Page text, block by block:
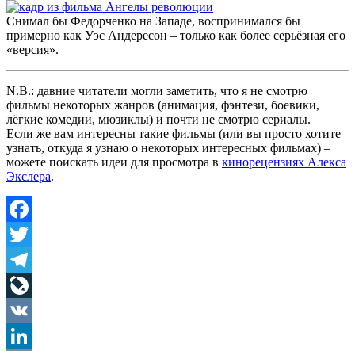
Снимал бы Федорченко на Западе, воспринимался бы
примерно как Уэс Андересон – только как более серьёзная его
«версия».
N.B.: давние читатели могли заметить, что я не смотрю
фильмы некоторых жанров (анимация, фэнтези, боевики,
лёгкие комедии, мюзиклы) и почти не смотрю сериалы.
Если же вам интересны такие фильмы (или вы просто хотите
узнать, откуда я узнаю о некоторых интересных фильмах) –
можете поискать идеи для просмотра в кинорецензиях Алекса
Экслера.
Facebook
Twitter
Telegram
LiveJournal
VK